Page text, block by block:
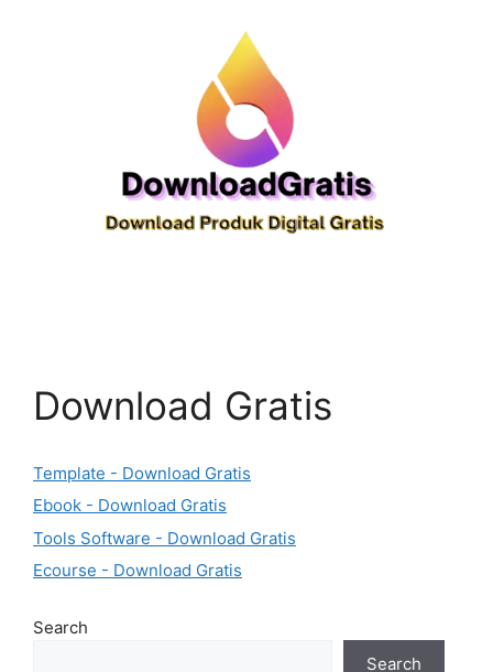
Download Gratis
Template - Download Gratis
Ebook - Download Gratis
Tools Software - Download Gratis
Ecourse - Download Gratis
Search
Search